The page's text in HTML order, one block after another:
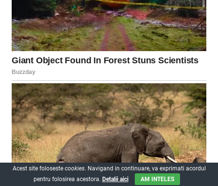
Acest site foloseste cookies. Navigand in continuare, va exprimati acordul
pentru folosirea acestora. Detalii aici AM INTELES